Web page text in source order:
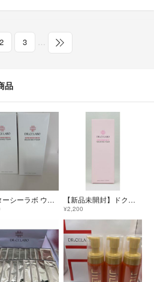
2 3 …
品
ドクターシーラボ ウォッシングフォーム SモイスチャーEX洗顏料内容量90g×2 【新品未開封】ドクターシーラボ ウォッシングフォームSセンシティブEX 100g
¥2,200